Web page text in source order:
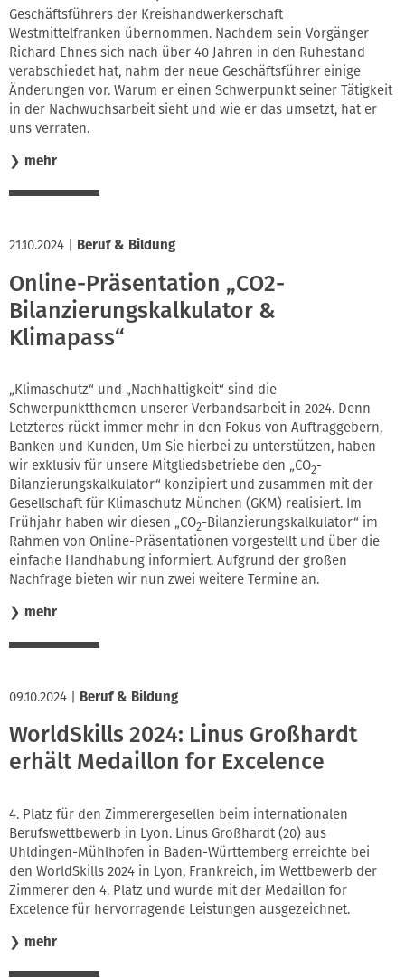
Geschäftsführers der Kreishandwerkerschaft
Westmittelfranken übernommen. Nachdem sein Vorgänger
Richard Ehnes sich nach über 40 Jahren in den Ruhestand
verabschiedet hat, nahm der neue Geschäftsführer einige
Änderungen vor. Warum er einen Schwerpunkt seiner Tätigkeit
in der Nachwuchsarbeit sieht und wie er das umsetzt, hat er
uns verraten.
❯ mehr
21.10.2024 Beruf & Bildung
Online-Präsentation „CO2-
Bilanzierungskalkulator &
Klimapass“
„Klimaschutz“ und „Nachhaltigkeit“ sind die
Schwerpunktthemen unserer Verbandsarbeit in 2024. Denn
Letzteres rückt immer mehr in den Fokus von Auftraggebern,
Banken und Kunden, Um Sie hierbei zu unterstützen, haben
wir exklusiv für unsere Mitgliedsbetriebe den „CO2-
Bilanzierungskalkulator“ konzipiert und zusammen mit der
Gesellschaft für Klimaschutz München (GKM) realisiert. Im
Frühjahr haben wir diesen „CO2-Bilanzierungskalkulator“ im
Rahmen von Online-Präsentationen vorgestellt und über die
einfache Handhabung informiert. Aufgrund der großen
Nachfrage bieten wir nun zwei weitere Termine an.
❯ mehr
09.10.2024 Beruf & Bildung
WorldSkills 2024: Linus Großhardt
erhält Medaillon for Excelence
4. Platz für den Zimmerergesellen beim internationalen
Berufswettbewerb in Lyon. Linus Großhardt (20) aus
Uhldingen-Mühlhofen in Baden-Württemberg erreichte bei
den WorldSkills 2024 in Lyon, Frankreich, im Wettbewerb der
Zimmerer den 4. Platz und wurde mit der Medaillon for
Excelence für hervorragende Leistungen ausgezeichnet.
❯ mehr